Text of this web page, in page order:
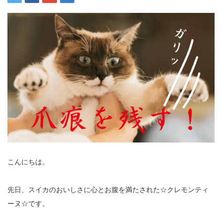
こんにちは。
先日、スイカのおいしさに心とお腹を満たされた☆クレモンティ
ーヌ☆です。